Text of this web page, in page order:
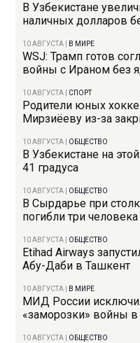
В Узбекистане
наличных долларов
10 АВГУСТА В МИРЕ
WSJ: Трамп готов
войны с Ираном без
10 АВГУСТА СПОРТ
Родители юных
Мирзиёеву из-за
10 АВГУСТА ОБЩЕСТВО
В Узбекистане на
41 градуса
10 АВГУСТА ОБЩЕСТВО
В Сырдарье при
погибли три человека
10 АВГУСТА ОБЩЕСТВО
Etihad Airways
Абу-Даби в Ташкент
10 АВГУСТА В МИРЕ
МИД России
«заморозки» войны в
10 АВГУСТА ОБЩЕСТВО